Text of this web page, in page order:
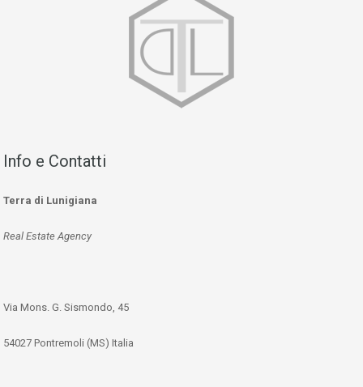
Info e Contatti
Terra di Lunigiana
Real Estate Agency
Via Mons. G. Sismondo, 45
54027 Pontremoli (MS) Italia